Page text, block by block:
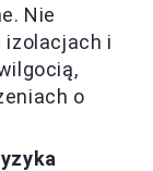
Nie
izolacjach i
o